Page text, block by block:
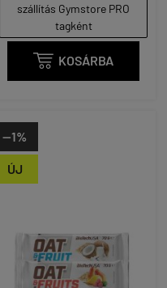
szállítás Gymstore PRO
tagként
 KOSÁRBA
ÚJ
--1%